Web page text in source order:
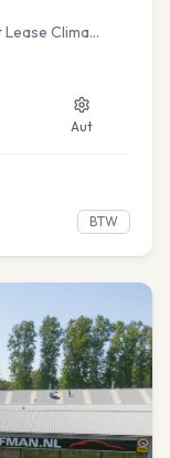
Clima
Aut
BTW